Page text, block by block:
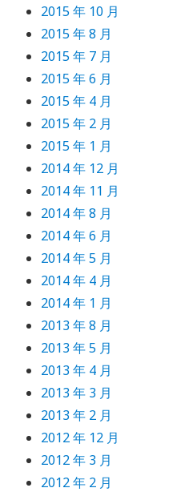
2015 年 10 月
2015 年 8 月
2015 年 7 月
2015 年 6 月
2015 年 4 月
2015 年 2 月
2015 年 1 月
2014 年 12 月
2014 年 11 月
2014 年 8 月
2014 年 6 月
2014 年 5 月
2014 年 4 月
2014 年 1 月
2013 年 8 月
2013 年 5 月
2013 年 4 月
2013 年 3 月
2013 年 2 月
2012 年 12 月
2012 年 3 月
2012 年 2 月